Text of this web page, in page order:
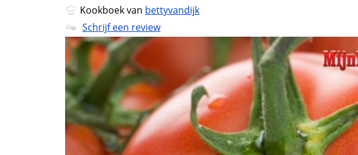
Kookboek van bettyvandijk
Schrijf een review